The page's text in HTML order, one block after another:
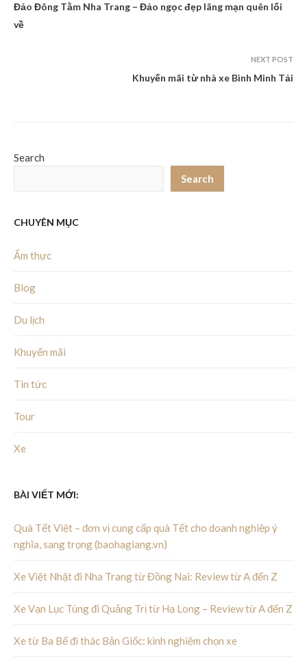
Đảo Đông Tằm Nha Trang – Đảo ngọc đẹp lãng mạn quên lối
về
NEXT POST
Khuyến mãi từ nhà xe Bình Minh Tải
Search
Search
CHUYÊN MỤC
Ẩm thực
Blog
Du lịch
Khuyến mãi
Tin tức
Tour
Xe
BÀI VIẾT MỚI:
Quà Tết Việt – đơn vị cung cấp quà Tết cho doanh nghiệp ý
nghĩa, sang trọng (baohagiang.vn)
Xe Việt Nhật đi Nha Trang từ Đồng Nai: Review từ A đến Z
Xe Vạn Lục Tùng đi Quảng Trị từ Hạ Long – Review từ A đến Z
Xe từ Ba Bể đi thác Bản Giốc: kinh nghiệm chọn xe